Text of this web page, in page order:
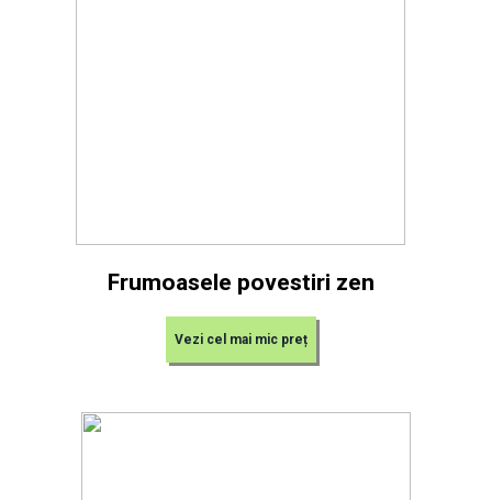
Frumoasele povestiri zen
Vezi cel mai mic preț